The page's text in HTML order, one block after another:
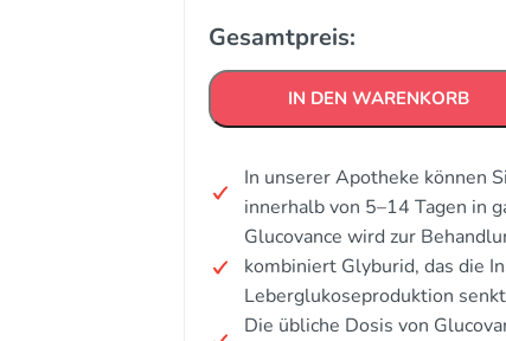
Gesamtpreis:
IN DEN WARENKORB
In unserer Apotheke können
innerhalb von 5–14 Tagen in
Glucovance wird zur
kombiniert Glyburid, das die
Leberglukoseproduktion
Die übliche Dosis von